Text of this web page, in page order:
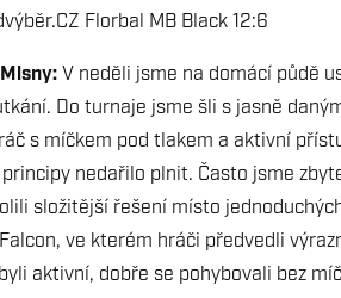
Florbal MB Black 12:6
V neděli jsme na domácí půdě
Do turnaje jsme šli s jasně
s míčkem pod tlakem a aktivní
nedařilo plnit. Často jsme
složitější řešení místo
ve kterém hráči předvedli
aktivní, dobře se pohybovali bez